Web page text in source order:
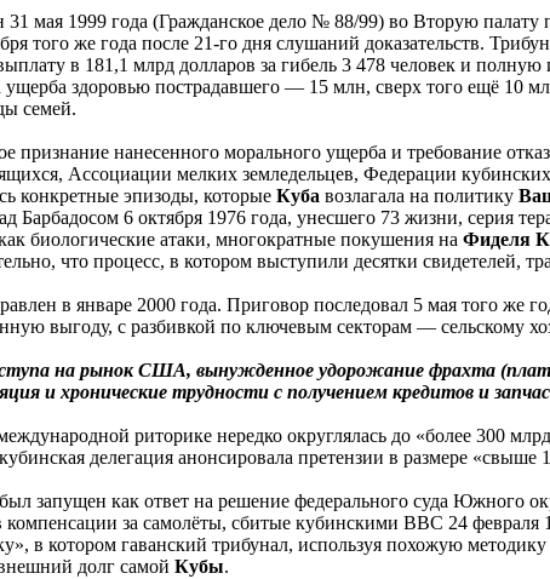
мая 1999 года (Гражданское дело № 88/99) во Вторую
того же года после 21-го дня слушаний доказательств.
в 181,1 млрд долларов за гибель 3 478 человек и
здоровью пострадавшего — 15 млн, сверх того ещё 10
семей.
признание нанесенного морального ущерба и требование
Ассоциации мелких земледельцев, Федерации
конкретные эпизоды, которые Куба возлагала на политику
Барбадосом 6 октября 1976 года, унесшего 73 жизни, серия
биологические атаки, многократные покушения на Фиделя
что процесс, в котором выступили десятки свидетелей,
в январе 2000 года. Приговор последовал 5 мая того же
выгоду, с разбивкой по ключевым секторам — сельскому
на рынок США, вынужденное удорожание фрахта
и хронические трудности с получением кредитов и
риторике нередко округлялась до «более 300
делегация анонсировала претензии в размере «свыше
запущен как ответ на решение федерального суда Южного
компенсации за самолёты, сбитые кубинскими ВВС 24
в котором гаванский трибунал, используя похожую
долг самой Кубы.